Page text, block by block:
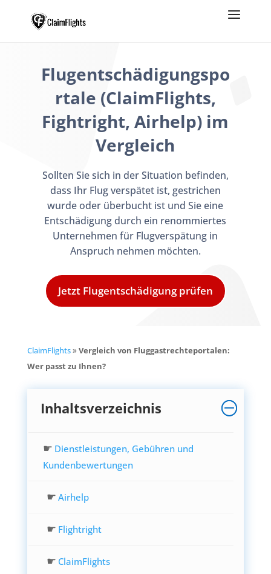
Flugentschädigungspo
rtale (ClaimFlights,
Fightright, Airhelp) im
Vergleich
Sollten Sie sich in der Situation befinden,
dass Ihr Flug verspätet ist, gestrichen
wurde oder überbucht ist und Sie eine
Entschädigung durch ein renommiertes
Unternehmen für Flugverspätung in
Anspruch nehmen möchten.
Jetzt Flugentschädigung prüfen
ClaimFlights» Vergleich von Fluggastrechteportalen:
Wer passt zu Ihnen?
Inhaltsverzeichnis
☛ Dienstleistungen, Gebühren und
Kundenbewertungen
☛ Airhelp
☛ Flightright
☛ ClaimFlights